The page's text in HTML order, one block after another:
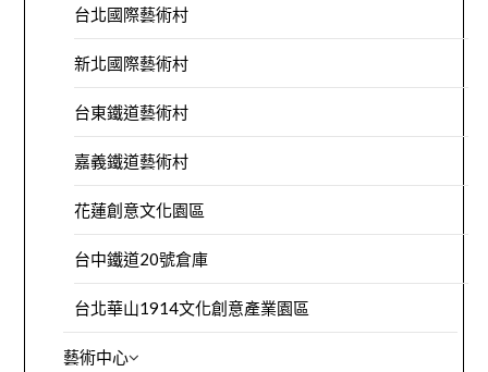
台北國際藝術村
新北國際藝術村
台東鐵道藝術村
嘉義鐵道藝術村
花蓮創意文化園區
台中鐵道20號倉庫
台北華山1914文化創意產業園區
藝術中心